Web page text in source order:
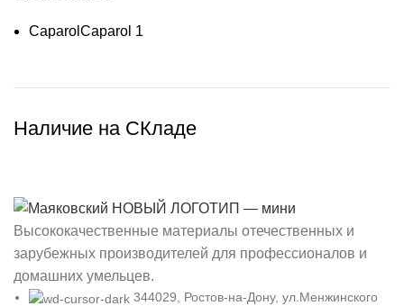
Caparol Caparol 1
Наличие на СКладе
Высококачественные материалы отечественных и
зарубежных производителей для профессионалов и
домашних умельцев.
344029, Ростов-на-Дону, ул.Менжинского